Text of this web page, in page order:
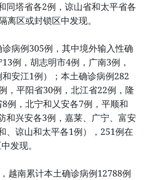
同塔省各2例，谅山省和太平省各
离区或封锁区中发现。
病例305例，其中境外输入性确
例，胡志明市4例，广南3例，
安江1例）；本土确诊病例282
，平阳省30例，北江省22例，隆
例，北宁和乂安各7例，平顺和
和兴安各3例，嘉莱、广宁、富安
、谅山和太平各1例），251例在
发现。
越南累计本土确诊病例12788例